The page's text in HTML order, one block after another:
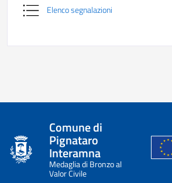
Elenco segnalazioni
Comune di
Pignataro
Interamna
Medaglia di Bronzo al
Valor Civile